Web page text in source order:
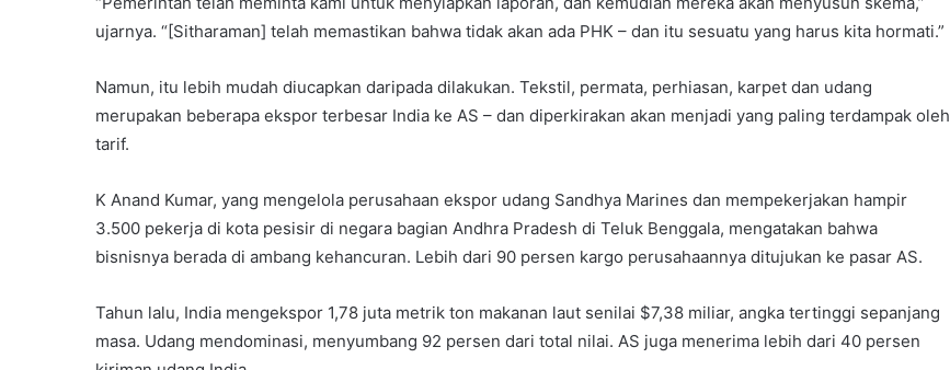
ujarnya. “[Sitharaman] telah memastikan bahwa tidak akan ada PHK – dan itu sesuatu yang harus kita hormati.”
Namun, itu lebih mudah diucapkan daripada dilakukan. Tekstil, permata, perhiasan, karpet dan udang
merupakan beberapa ekspor terbesar India ke AS – dan diperkirakan akan menjadi yang paling terdampak oleh
tarif.
K Anand Kumar, yang mengelola perusahaan ekspor udang Sandhya Marines dan mempekerjakan hampir
3.500 pekerja di kota pesisir di negara bagian Andhra Pradesh di Teluk Benggala, mengatakan bahwa
bisnisnya berada di ambang kehancuran. Lebih dari 90 persen kargo perusahaannya ditujukan ke pasar AS.
Tahun lalu, India mengekspor 1,78 juta metrik ton makanan laut senilai $7,38 miliar, angka tertinggi sepanjang
masa. Udang mendominasi, menyumbang 92 persen dari total nilai. AS juga menerima lebih dari 40 persen